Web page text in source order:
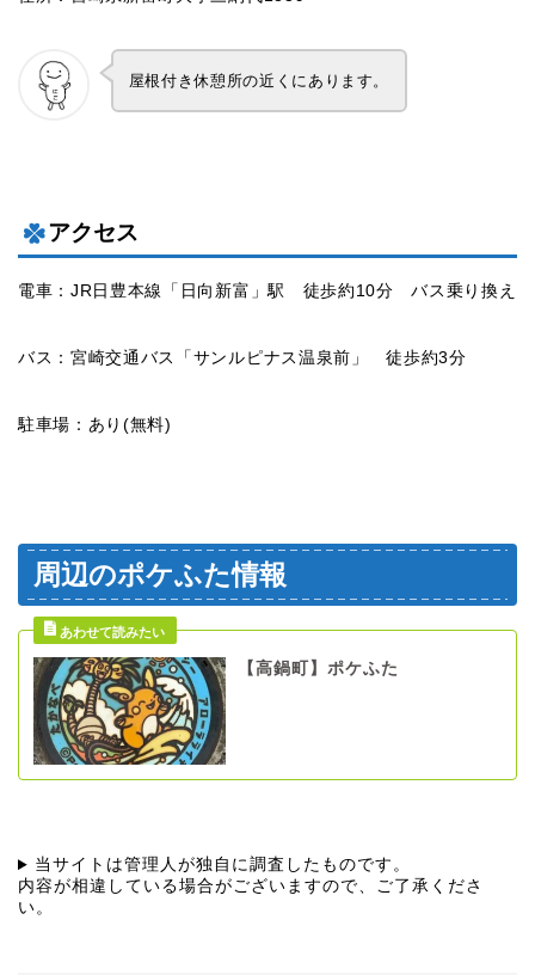
屋根付き休憩所の近くにあります。
アクセス
電車：JR日豊本線「日向新富」駅 徒歩約10分 バス乗り換え
バス：宮崎交通バス「サンルピナス温泉前」 徒歩約3分
駐車場：あり(無料)
周辺のポケふた情報
【高鍋町】ポケふた
当サイトは管理人が独自に調査したものです。
内容が相違している場合がございますので、ご了承くださ
い。